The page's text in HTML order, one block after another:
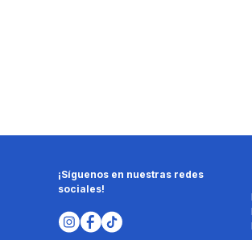
¡Síguenos en nuestras redes
sociales!